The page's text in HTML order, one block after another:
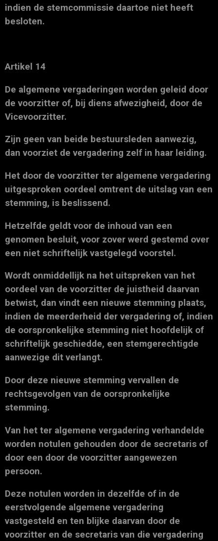
indien de stemcommissie daartoe niet heeft
besloten.
Artikel 14
De algemene vergaderingen worden geleid door
de voorzitter of, bij diens afwezigheid, door de
Vicevoorzitter.
Zijn geen van beide bestuursleden aanwezig,
dan voorziet de vergadering zelf in haar leiding.
Het door de voorzitter ter algemene vergadering
uitgesproken oordeel omtrent de uitslag van een
stemming, is beslissend.
Hetzelfde geldt voor de inhoud van een
genomen besluit, voor zover werd gestemd over
een niet schriftelijk vastgelegd voorstel.
Wordt onmiddellijk na het uitspreken van het
oordeel van de voorzitter de juistheid daarvan
betwist, dan vindt een nieuwe stemming plaats,
indien de meerderheid der vergadering of, indien
de oorspronkelijke stemming niet hoofdelijk of
schriftelijk geschiedde, een stemgerechtigde
aanwezige dit verlangt.
Door deze nieuwe stemming vervallen de
rechtsgevolgen van de oorspronkelijke
stemming.
Van het ter algemene vergadering verhandelde
worden notulen gehouden door de secretaris of
door een door de voorzitter aangewezen
persoon.
Deze notulen worden in dezelfde of in de
eerstvolgende algemene vergadering
vastgesteld en ten blijke daarvan door de
voorzitter en de secretaris van die vergadering